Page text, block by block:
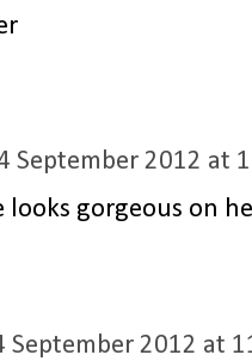
September 2012 at
looks gorgeous on
September 2012 at